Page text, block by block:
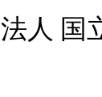
人 国